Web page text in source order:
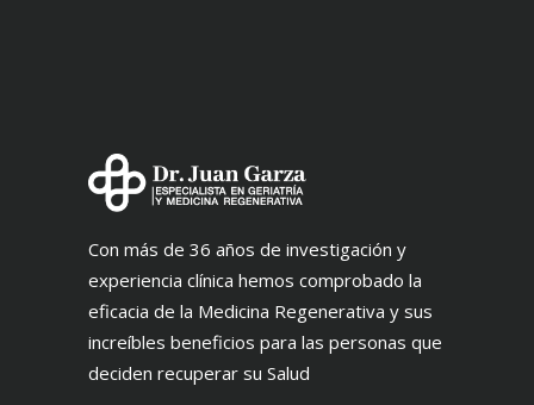
Con más de 36 años de investigación y
experiencia clínica hemos comprobado la
eficacia de la Medicina Regenerativa y sus
increíbles beneficios para las personas que
deciden recuperar su Salud